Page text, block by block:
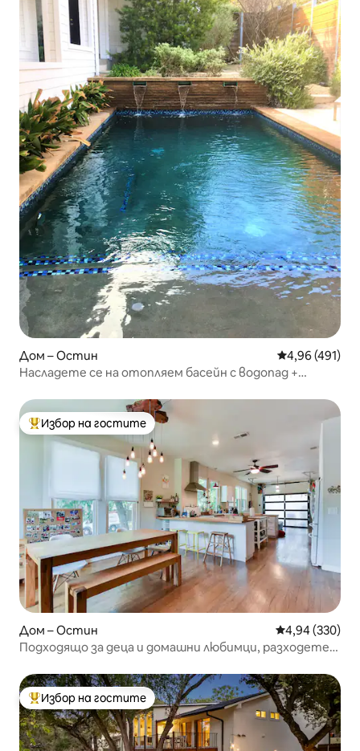
Дом – Остин Средна
4,96 (491)
Насладете се на отопляем басейн с водопад +
Най-популярен избор на гостите
Избор на гостите
Дом – Остин Средна
4,94 (330)
Подходящо за деца и домашни любимци, разходете
Най-популярен избор на гостите
Избор на гостите